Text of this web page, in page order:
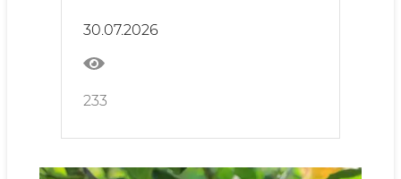
30.07.2026
233